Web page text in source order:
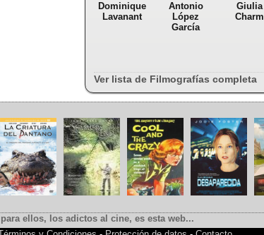
Dominique
Lavanant
Antonio
López
García
Giulia
Charm
Ver lista de Filmografías completa
ellos, los adictos al cine, es esta web...